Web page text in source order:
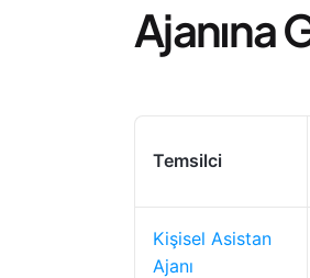
Ajanına
Temsilci
Kişisel Asistan
Ajanı